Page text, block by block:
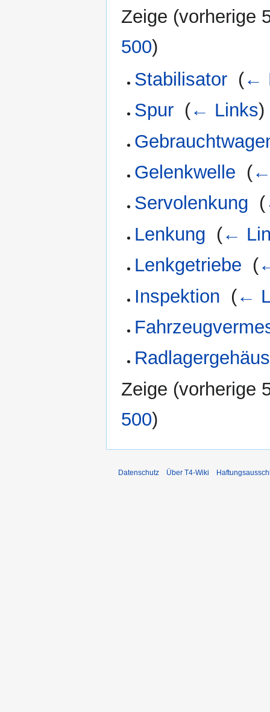
Zeige (vorherige
500)
Stabilisator (←
Spur (← Links)
Gelenkwelle (
Servolenkung (
Lenkung (←
Lenkgetriebe (
Inspektion (←
Zeige (vorherige
500)
Datenschutz Über T4-Wiki